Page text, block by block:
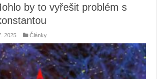
by to vyřešit problém s
2025 Články